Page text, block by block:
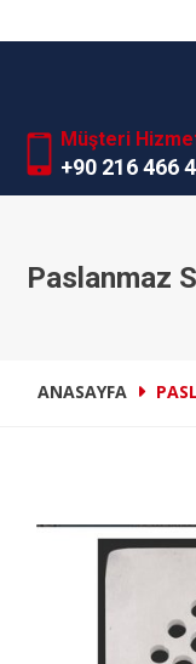
Müşteri
+90 216 466
Paslanmaz
ANASAYFA